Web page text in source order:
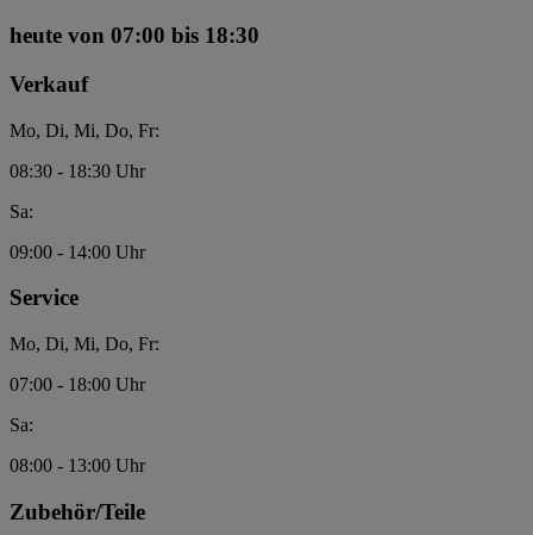
heute von 07:00 bis 18:30
Verkauf
Mo, Di, Mi, Do, Fr:
08:30 - 18:30 Uhr
Sa:
09:00 - 14:00 Uhr
Service
Mo, Di, Mi, Do, Fr:
07:00 - 18:00 Uhr
Sa:
08:00 - 13:00 Uhr
Zubehör/Teile